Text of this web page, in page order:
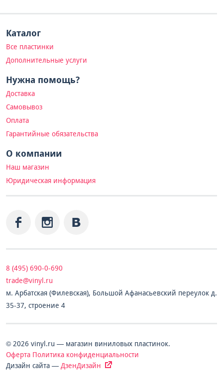
Каталог
Все пластинки
Дополнительные услуги
Нужна помощь?
Доставка
Самовывоз
Оплата
Гарантийные обязательства
О компании
Наш магазин
Юридическая информация
8 (495) 690-0-690
trade@vinyl.ru
м. Арбатская (Филевская), Большой Афанасьевский переулок д.
35-37, строение 4
© 2026 vinyl.ru — магазин виниловых пластинок.
Оферта Политика конфиденциальности
Дизайн сайта — ДзенДизайн